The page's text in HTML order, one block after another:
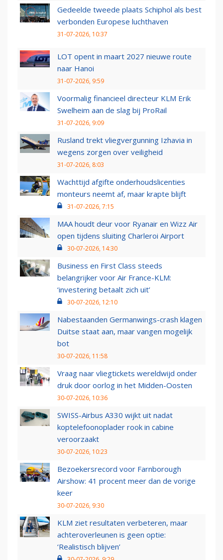
Gedeelde tweede plaats Schiphol als best
verbonden Europese luchthaven
31-07-2026, 10:37
LOT opent in maart 2027 nieuwe route
naar Hanoi
31-07-2026, 9:59
Voormalig financieel directeur KLM Erik
Swelheim aan de slag bij ProRail
31-07-2026, 9:09
Rusland trekt vliegvergunning Izhavia in
wegens zorgen over veiligheid
31-07-2026, 8:03
Wachttijd afgifte onderhoudslicenties
monteurs neemt af, maar krapte blijft
31-07-2026, 7:15
MAA houdt deur voor Ryanair en Wizz Air
open tijdens sluiting Charleroi Airport
30-07-2026, 14:30
Business en First Class steeds
belangrijker voor Air France-KLM:
‘investering betaalt zich uit’
30-07-2026, 12:10
Nabestaanden Germanwings-crash klagen
Duitse staat aan, maar vangen mogelijk
bot
30-07-2026, 11:58
Vraag naar vliegtickets wereldwijd onder
druk door oorlog in het Midden-Oosten
30-07-2026, 10:36
SWISS-Airbus A330 wijkt uit nadat
koptelefoonoplader rook in cabine
veroorzaakt
30-07-2026, 10:23
Bezoekersrecord voor Farnborough
Airshow: 41 procent meer dan de vorige
keer
30-07-2026, 9:30
KLM ziet resultaten verbeteren, maar
achteroverleunen is geen optie:
‘Realistisch blijven’